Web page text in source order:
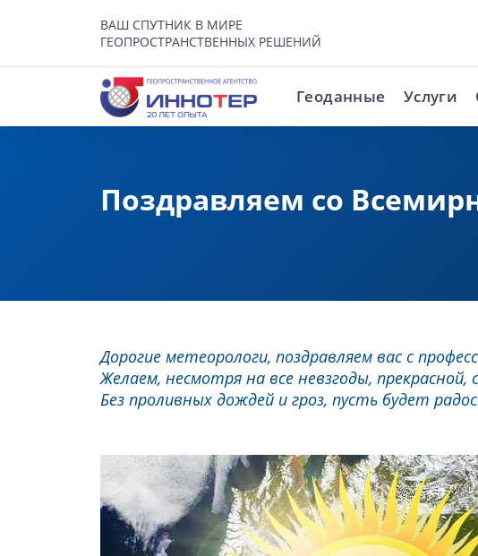
ВАШ СПУТНИК В МИРЕ
ГЕОПРОСТРАНСТВЕННЫХ РЕШЕНИЙ
Геоданные Услуги
Поздравляем со
Дорогие метеорологи, поздравляем вас с
Желаем, несмотря на все невзгоды, прекрасной,
Без проливных дождей и гроз, пусть будет